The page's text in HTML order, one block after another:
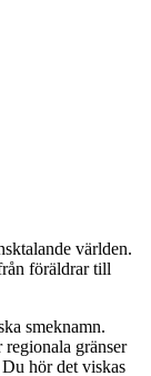
världen.
föräldrar till
smeknamn.
gränser
hör det viskas